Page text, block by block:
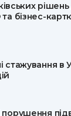
бізнес-
в